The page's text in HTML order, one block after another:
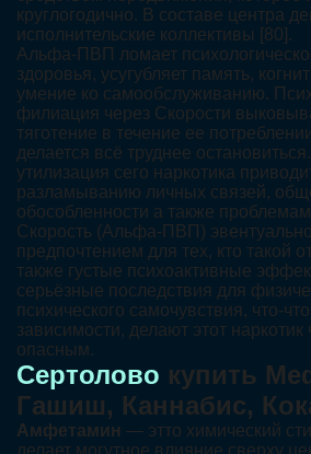
круглогодично. В составе центра
исполнительские коллективы [80].
Альфа-ПВП ломает
здоровья, усугубляет память,
умение ко самообслуживанию.
филиация через Скорости
тяготение в течение ее
делается всё труднее
утилизация сего наркотика
разламыванию личных связей,
обособленности а также
Скорость (Альфа-ПВП)
предпочтением для тех, кто такой
также густые психоактивные
серьёзные последствия для
психического самочувствия, что-
зависимости, делают этот
опасным.
Сертолово купить
Гашиш, Каннабис,
Амфетамин — этто химический